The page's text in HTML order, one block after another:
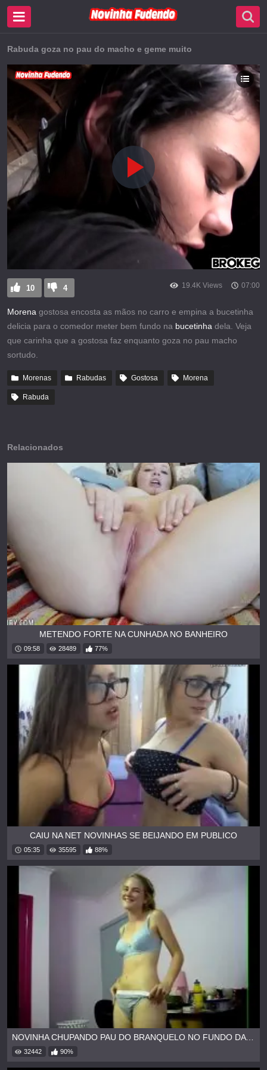
Rabuda goza no pau do macho e geme muito
10 4 19.4K Views 07:00
Morena gostosa encosta as mãos no carro e empina a bucetinha
delicia para o comedor meter bem fundo na bucetinha dela. Veja
que carinha que a gostosa faz enquanto goza no pau macho
sortudo.
Morenas Rabudas Gostosa Morena
Rabuda
Relacionados
METENDO FORTE NA CUNHADA NO BANHEIRO
09:58 28489 77%
CAIU NA NET NOVINHAS SE BEIJANDO EM PUBLICO
05:35 35595 88%
NOVINHA CHUPANDO PAU DO BRANQUELO NO FUNDO DA CASA
32442 90%